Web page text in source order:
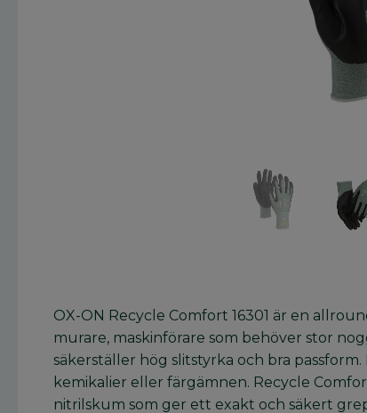
OX-ON Recycle Comfort 16301 är en
murare, maskinförare som behöver stor
säkerställer hög slitstyrka och bra
kemikalier eller färgämnen. Recycle
nitrilskum som ger ett exakt och säkert